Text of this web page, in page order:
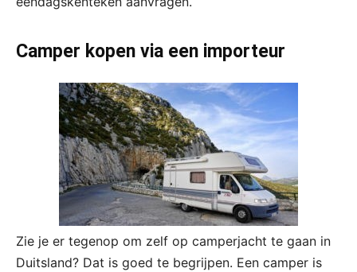
Camper kopen via een importeur
Zie je er tegenop om zelf op camperjacht te gaan in
Duitsland? Dat is goed te begrijpen. Een camper is